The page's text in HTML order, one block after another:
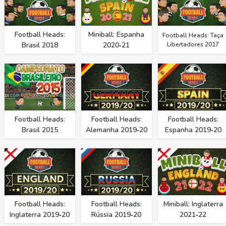
Football Heads:
Brasil 2018
Miniball: Espanha
2020‑21
Football Heads: Taça
Libertadores 2017
Football Heads:
Brasil 2015
Football Heads:
Alemanha 2019‑20
Football Heads:
Espanha 2019‑20
Football Heads:
Inglaterra 2019‑20
Football Heads:
Rússia 2019‑20
Miniball: Inglaterra
2021‑22